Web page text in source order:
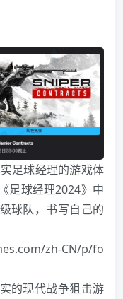
足球经理的游戏体
足球经理2024》中
球队，书写自己的
zh-CN/p/fo
的现代战争狙击游